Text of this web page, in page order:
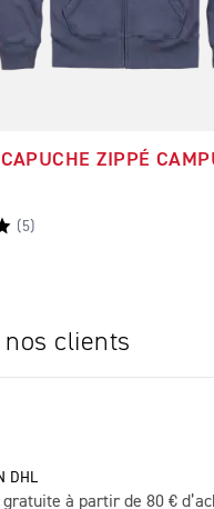
ZIPPÉ
( 5)
nos clients
DHL
à partir de 80 €